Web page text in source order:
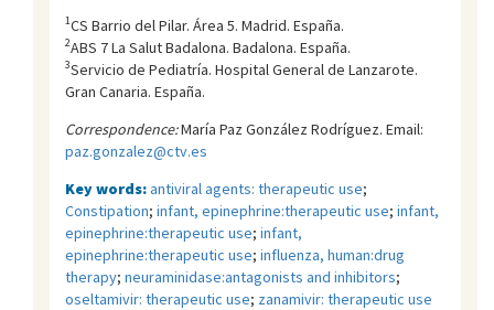
1CS Barrio del Pilar. Área 5. Madrid. España.
2ABS 7 La Salut Badalona. Badalona. España.
3Servicio de Pediatría. Hospital General de Lanzarote.
Gran Canaria. España.
Correspondence:María Paz González Rodríguez. Email:
paz.gonzalez@ctv.es
Key words:antiviral agents: therapeutic use;
Constipation; infant, epinephrine:therapeutic use; infant,
epinephrine:therapeutic use; infant,
epinephrine:therapeutic use; influenza, human:drug
therapy; neuraminidase:antagonists and inhibitors;
oseltamivir: therapeutic use; zanamivir: therapeutic use